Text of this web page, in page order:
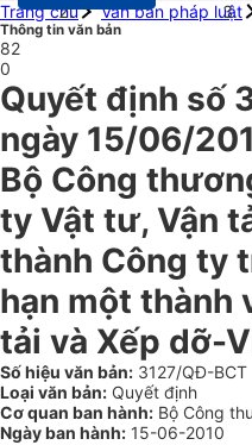
Trang chủ
Văn bản pháp luật
Thông tin văn bản
82
0
Quyết định số
ngày 15/06/
Bộ Công
ty Vật tư, Vận
thành Công ty
hạn một thành
tải và Xếp dỡ-
Số hiệu văn bản: 3127/QĐ-BCT
Loại văn bản: Quyết định
Cơ quan ban hành: Bộ Công
Ngày ban hành: 15-06-2010